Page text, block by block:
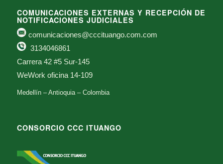
COMUNICACIONES EXTERNAS Y RECEPCIÓN DE
NOTIFICACIONES JUDICIALES
comunicaciones@cccituango.com.com
3134046861
Carrera 42 #5 Sur-145
WeWork oficina 14-109
Medellín – Antioquia – Colombia
CONSORCIO CCC ITUANGO